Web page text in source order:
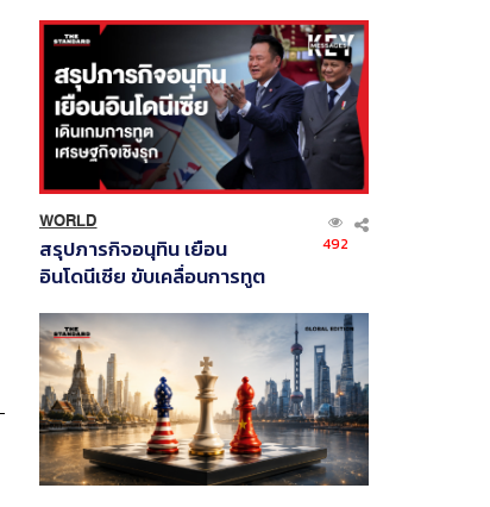
WORLD
สรุปภารกิจอนุทิน เยือน
อินโดนีเซีย ขับเคลื่อนการทูต
ส่วนยุทธศาสตร์ไทย –
อินโดนีเซีย
492